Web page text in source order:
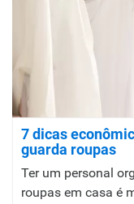
7 dicas
guarda roupas
Ter um personal
roupas em casa é